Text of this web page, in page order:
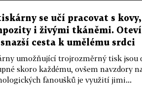
se učí pracovat s kovy,
i živými tkáněmi.
cesta k umělému srdci
umožňující trojrozměrný tisk jsou
skoro každému, ovšem navzdory
fanoušků je využití jimi...